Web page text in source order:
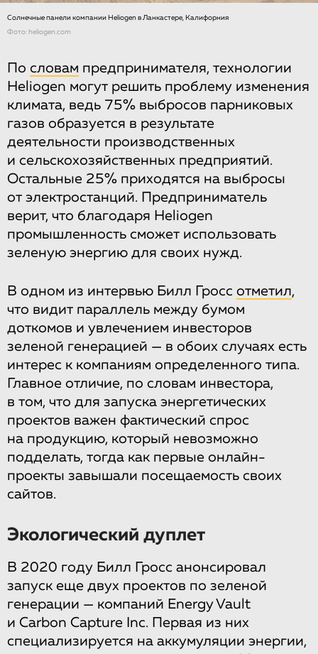
Солнечные панели компании Heliogen в Ланкастере, Калифорния
Фото: heliogen.com
По словам предпринимателя, технологии
Heliogen могут решить проблему изменения
климата, ведь 75% выбросов парниковых
газов образуется в результате
деятельности производственных
и сельскохозяйственных предприятий.
Остальные 25% приходятся на выбросы
от электростанций. Предприниматель
верит, что благодаря Heliogen
промышленность сможет использовать
зеленую энергию для своих нужд.
В одном из интервью Билл Гросс отметил,
что видит параллель между бумом
доткомов и увлечением инвесторов
зеленой генерацией — в обоих случаях есть
интерес к компаниям определенного типа.
Главное отличие, по словам инвестора,
в том, что для запуска энергетических
проектов важен фактический спрос
на продукцию, который невозможно
подделать, тогда как первые онлайн-
проекты завышали посещаемость своих
сайтов.
Экологический дуплет
В 2020 году Билл Гросс анонсировал
запуск еще двух проектов по зеленой
генерации — компаний Energy Vault
и Carbon Capture Inc. Первая из них
специализируется на аккумуляции энергии,